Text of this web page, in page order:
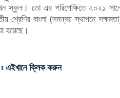
স্কুল। তো এর পরিপেক্ষিতে
শ্রেণির বাংলা (সমন্বয় স্থাপনে
হয়েছে।
এইখানে ক্লিক করুন